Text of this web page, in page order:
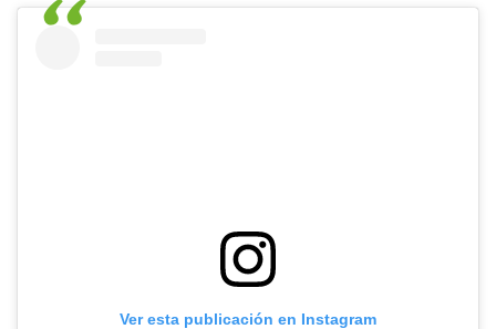
Ver esta publicación en Instagram